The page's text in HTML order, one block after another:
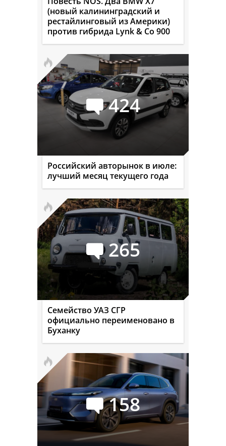
(новый калининградский и
рестайлинговый из Америки)
против гибрида Lynk & Co 900
424
Российский авторынок в июле:
лучший месяц текущего года
265
Семейство УАЗ СГР
официально переименовано в
Буханку
158